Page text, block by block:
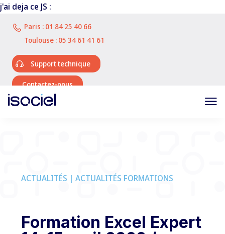
j'ai deja ce JS :
Paris : 01 84 25 40 66
Toulouse : 05 34 61 41 61
Support technique
Contactez-nous
ACTUALITÉS | ACTUALITÉS FORMATIONS
Formation Excel Expert